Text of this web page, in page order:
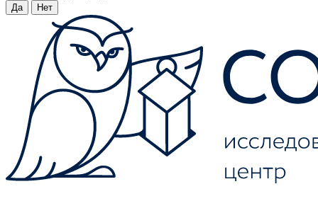
Да Нет